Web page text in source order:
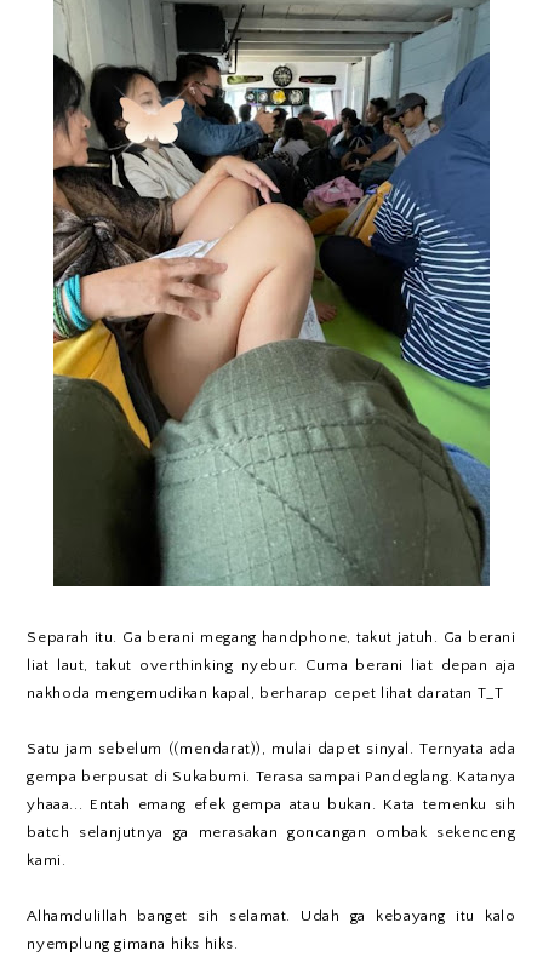
Separah itu. Ga berani megang handphone, takut jatuh. Ga berani
liat laut, takut overthinking nyebur. Cuma berani liat depan aja
nakhoda mengemudikan kapal, berharap cepet lihat daratan T_T
Satu jam sebelum ((mendarat)), mulai dapet sinyal. Ternyata ada
gempa berpusat di Sukabumi. Terasa sampai Pandeglang. Katanya
yhaaa... Entah emang efek gempa atau bukan. Kata temenku sih
batch selanjutnya ga merasakan goncangan ombak sekenceng
kami.
Alhamdulillah banget sih selamat. Udah ga kebayang itu kalo
nyemplung gimana hiks hiks.